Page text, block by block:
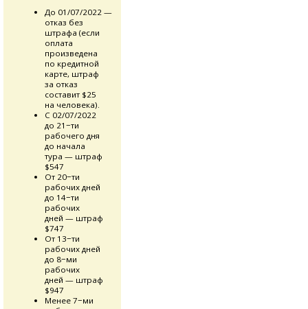
До 01/07/2022 —
отказ без
штрафа (если
оплата
произведена
по кредитной
карте, штраф
за отказ
составит $25
на человека).
С 02/07/2022
до 21−ти
рабочего дня
до начала
тура — штраф
$547
От 20−ти
рабочих дней
до 14−ти
рабочих
дней — штраф
$747
От 13−ти
рабочих дней
до 8−ми
рабочих
дней — штраф
$947
Менее 7−ми